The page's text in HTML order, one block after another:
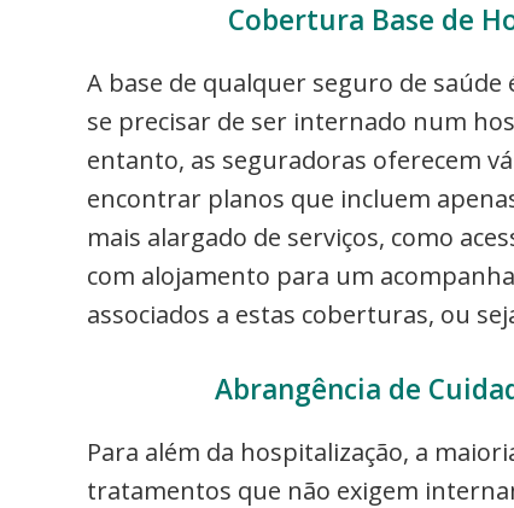
Cobertura Base de
A base de qualquer seguro de
se precisar de ser internado num
entanto, as seguradoras oferecem
encontrar planos que incluem
mais alargado de serviços, como
com alojamento para um
associados a estas coberturas, ou
Abrangência de
Para além da hospitalização, a
tratamentos que não exigem